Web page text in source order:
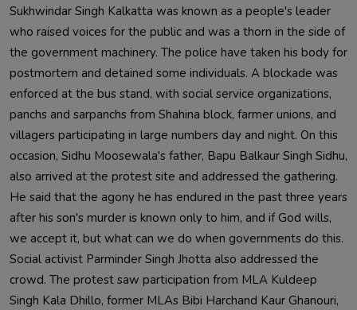
Sukhwindar Singh Kalkatta was known as a people's leader
who raised voices for the public and was a thorn in the side of
the government machinery. The police have taken his body for
postmortem and detained some individuals. A blockade was
enforced at the bus stand, with social service organizations,
panchs and sarpanchs from Shahina block, farmer unions, and
villagers participating in large numbers day and night. On this
occasion, Sidhu Moosewala's father, Bapu Balkaur Singh Sidhu,
also arrived at the protest site and addressed the gathering.
He said that the agony he has endured in the past three years
after his son's murder is known only to him, and if God wills,
we accept it, but what can we do when governments do this.
Social activist Parminder Singh Jhotta also addressed the
crowd. The protest saw participation from MLA Kuldeep
Singh Kala Dhillo, former MLAs Bibi Harchand Kaur Ghanouri,